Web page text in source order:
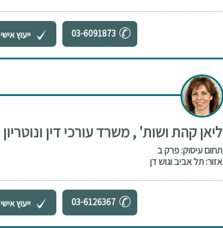
03-6091873 ייעוץ אישי
ליאן קהת ושות' , משרד עורכי דין ונוטריון
תחום עיסוק: פרק ב
אזור: תל אביב וגוש דן
03-6126367 ייעוץ אישי